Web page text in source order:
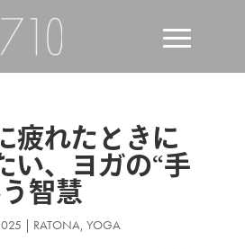
疲れたときに
い、ヨガの“手
智慧
| RATONA, YOGA